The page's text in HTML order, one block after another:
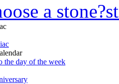
a stone?
the day of the week